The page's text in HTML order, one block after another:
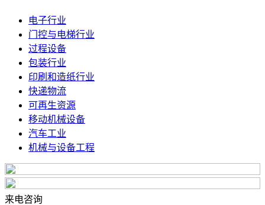
电子行业
门控与电梯行业
过程设备
包装行业
印刷和造纸行业
快递物流
可再生资源
移动机械设备
汽车工业
机械与设备工程
来电咨询